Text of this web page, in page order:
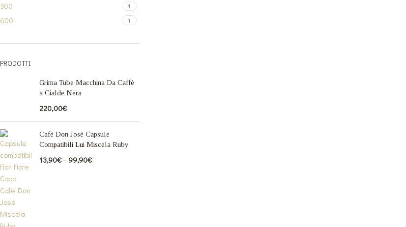
300 1
600 1
PRODOTTI
Grima Tube Macchina Da Caffè
a Cialde Nera
220,00€
Cafè Don Josè Capsule
Compatibili Lui Miscela Ruby
13,90€– 99,90€